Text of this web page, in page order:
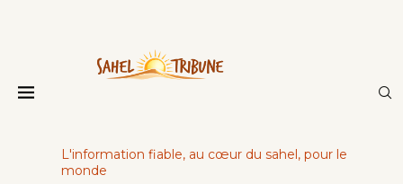
L'information fiable, au cœur du sahel, pour le
monde